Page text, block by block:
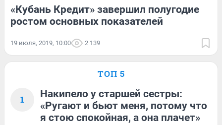
«Кубань Кредит» завершил полугодие
ростом основных показателей
19 июля, 2019, 10:00 2 139
ТОП 5
1
Накипело у старшей сестры:
«Ругают и бьют меня, потому что
я стою спокойная, а она плачет»